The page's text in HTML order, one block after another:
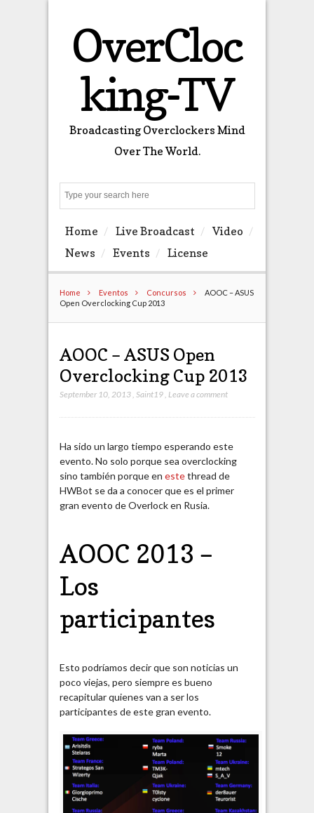
OverCloc
king-TV
Broadcasting Overclockers Mind
Over The World.
Home Live Broadcast
Video
News
Events License
Home Eventos Concursos
AOOC – ASUS
Open Overclocking Cup 2013
AOOC – ASUS Open
Overclocking Cup 2013
September 10, 2013, Saint19, Leave a comment
Ha sido un largo tiempo esperando este
evento. No solo porque sea overclocking
sino también porque en estethread de
HWBot se da a conocer que es el primer
gran evento de Overlock en Rusia.
AOOC 2013 –
Los
participantes
Esto podríamos decir que son noticias un
poco viejas, pero siempre es bueno
recapitular quienes van a ser los
participantes de este gran evento.